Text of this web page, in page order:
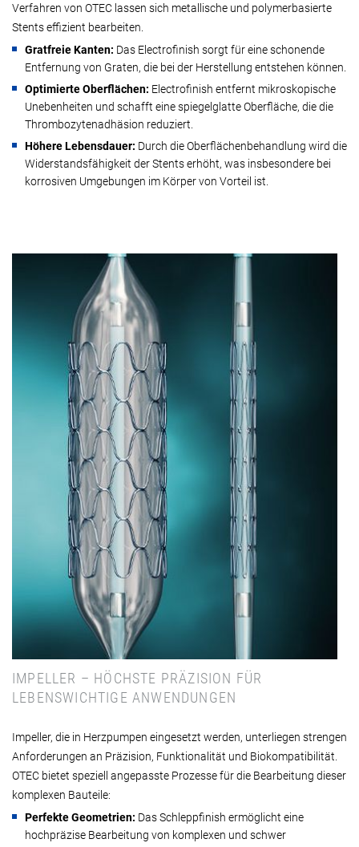
Verfahren von OTEC lassen sich metallische und polymerbasierte
Stents effizient bearbeiten.
Gratfreie Kanten: Das Electrofinish sorgt für eine schonende
Entfernung von Graten, die bei der Herstellung entstehen können.
Optimierte Oberflächen: Electrofinish entfernt mikroskopische
Unebenheiten und schafft eine spiegelglatte Oberfläche, die die
Thrombozytenadhäsion reduziert.
Höhere Lebensdauer: Durch die Oberflächenbehandlung wird die
Widerstandsfähigkeit der Stents erhöht, was insbesondere bei
korrosiven Umgebungen im Körper von Vorteil ist.
IMPELLER – HÖCHSTE PRÄZISION FÜR
LEBENSWICHTIGE ANWENDUNGEN
Impeller, die in Herzpumpen eingesetzt werden, unterliegen strengen
Anforderungen an Präzision, Funktionalität und Biokompatibilität.
OTEC bietet speziell angepasste Prozesse für die Bearbeitung dieser
komplexen Bauteile:
Perfekte Geometrien: Das Schleppfinish ermöglicht eine
hochpräzise Bearbeitung von komplexen und schwer